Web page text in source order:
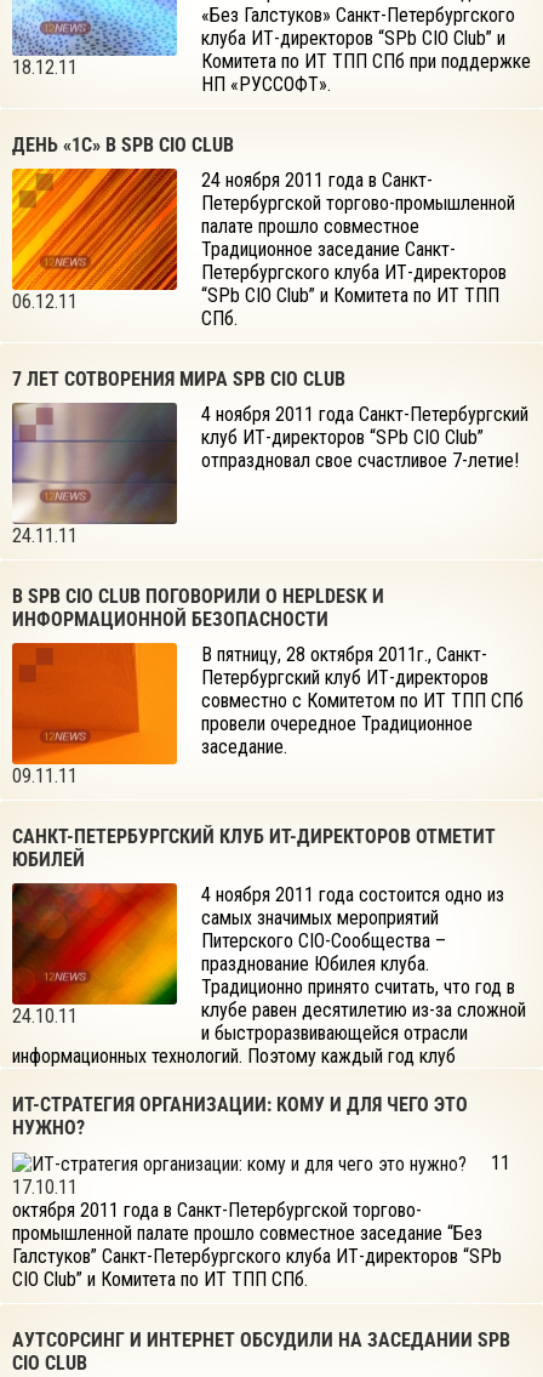
18.12.11
«Без Галстуков» Санкт-Петербургского
клуба ИТ-директоров “SPb CIO Club” и
Комитета по ИТ ТПП СПб при поддержке
НП «РУССОФТ».
ДЕНЬ «1С» В SPB CIO CLUB
06.12.11
24 ноября 2011 года в Санкт-
Петербургской торгово-промышленной
палате прошло совместное
Традиционное заседание Санкт-
Петербургского клуба ИТ-директоров
“SPb CIO Club” и Комитета по ИТ ТПП
СПб.
7 ЛЕТ СОТВОРЕНИЯ МИРА SPB CIO CLUB
24.11.11
4 ноября 2011 года Санкт-Петербургский
клуб ИТ-директоров “SPb CIO Club”
отпраздновал свое счастливое 7-летие!
В SPB CIO CLUB ПОГОВОРИЛИ О HEPLDESK И
ИНФОРМАЦИОННОЙ БЕЗОПАСНОСТИ
09.11.11
В пятницу, 28 октября 2011г., Санкт-
Петербургский клуб ИТ-директоров
совместно с Комитетом по ИТ ТПП СПб
провели очередное Традиционное
заседание.
САНКТ-ПЕТЕРБУРГСКИЙ КЛУБ ИТ-ДИРЕКТОРОВ ОТМЕТИТ
ЮБИЛЕЙ
24.10.11
4 ноября 2011 года состоится одно из
самых значимых мероприятий
Питерского CIO-Сообщества –
празднование Юбилея клуба.
Традиционно принято считать, что год в
клубе равен десятилетию из-за сложной
и быстроразвивающейся отрасли
информационных технологий. Поэтому каждый год клуб
ИТ-СТРАТЕГИЯ ОРГАНИЗАЦИИ: КОМУ И ДЛЯ ЧЕГО ЭТО
НУЖНО?
17.10.11
11
октября 2011 года в Санкт-Петербургской торгово-
промышленной палате прошло совместное заседание “Без
Галстуков” Санкт-Петербургского клуба ИТ-директоров “SPb
CIO Club” и Комитета по ИТ ТПП СПб.
АУТСОРСИНГ И ИНТЕРНЕТ ОБСУДИЛИ НА ЗАСЕДАНИИ SPB
CIO CLUB